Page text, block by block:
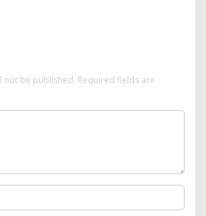
not be published. Required fields are